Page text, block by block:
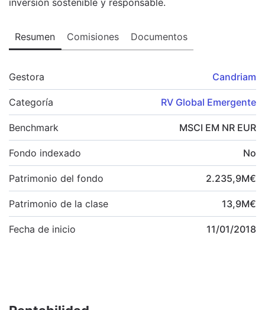
Resumen Comisiones Documentos
Gestora Candriam
Categoría RV Global Emergente
Benchmark MSCI EM NR EUR
Fondo indexado No
Patrimonio del fondo 2.235,9M€
Patrimonio de la clase 13,9M€
Fecha de inicio 11/01/2018